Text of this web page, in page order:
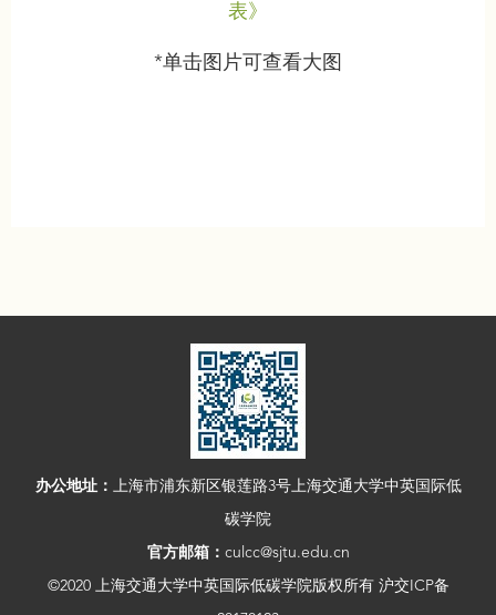
表》
*单击图片可查看大图
办公地址： 上海市浦东新区银莲路3号上海交通大学中英国际低
碳学院
官方邮箱： culcc@sjtu.edu.cn
©2020 上海交通大学中英国际低碳学院版权所有 沪交ICP备